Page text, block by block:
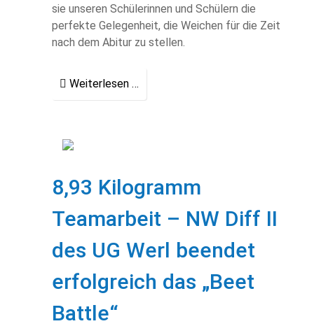
sie unseren Schülerinnen und Schülern die
perfekte Gelegenheit, die Weichen für die Zeit
nach dem Abitur zu stellen.
Weiterlesen …
8,93 Kilogramm
Teamarbeit – NW Diff II
des UG Werl beendet
erfolgreich das „Beet
Battle“